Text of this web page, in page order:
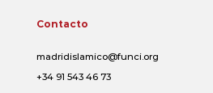
Contacto
madridislamico@funci.org
+34 91 543 46 73